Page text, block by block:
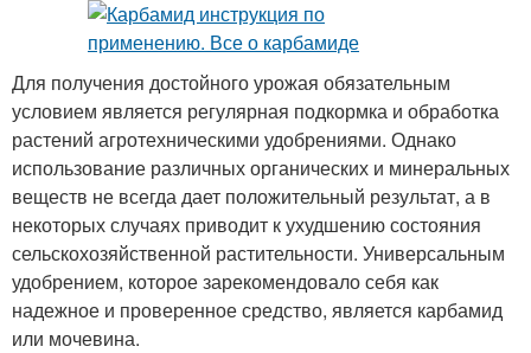
Для получения достойного урожая обязательным
условием является регулярная подкормка и обработка
растений агротехническими удобрениями. Однако
использование различных органических и минеральных
веществ не всегда дает положительный результат, а в
некоторых случаях приводит к ухудшению состояния
сельскохозяйственной растительности. Универсальным
удобрением, которое зарекомендовало себя как
надежное и проверенное средство, является карбамид
или мочевина.